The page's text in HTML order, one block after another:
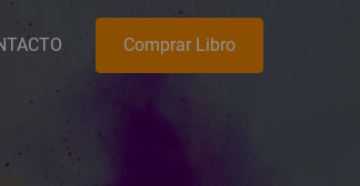
Comprar Libro